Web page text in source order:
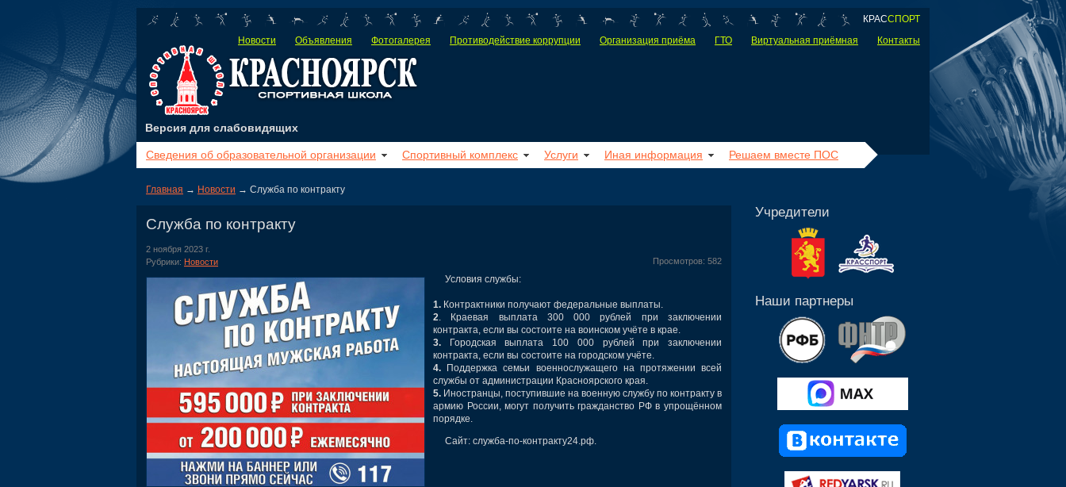
КРАССПОРТ
Новости
Объявления Фотогалерея Противодействие коррупции Организация приёма ГТО Виртуальная приёмная Контакты
Версия для слабовидящих
Сведения об образовательной организации Спортивный комплекс Услуги Иная информация Решаем вместе ПОС
Главная → Новости → Служба по контракту
Служба по контракту
2 ноября 2023 г.
Рубрики: Новости Просмотров: 582
Условия службы:
1. Контрактники получают федеральные выплаты.
2 . Краевая выплата 300 000 рублей при заключении
контракта, если вы состоите на воинском учёте в крае.
3. Городская выплата 100 000 рублей при заключении
контракта, если вы состоите на городском учёте.
4. Поддержка семьи военнослужащего на протяжении всей
службы от администрации Красноярского края.
5. Иностранцы, поступившие на военную службу по контракту в
армию России, могут получить гражданство РФ в упрощённом
порядке.
Сайт: служба-по-контракту24.рф.
Учредители
Наши партнеры